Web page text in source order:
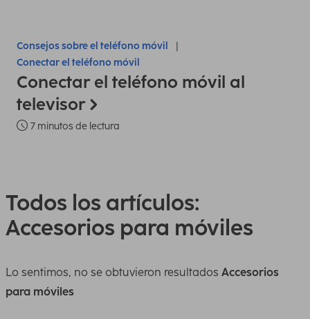
Consejos sobre el teléfono móvil
Conectar el teléfono móvil
Conectar el teléfono móvil al
televisor
7 minutos de lectura
Todos los artículos:
Accesorios para móviles
Lo sentimos, no se obtuvieron resultados Accesorios
para móviles